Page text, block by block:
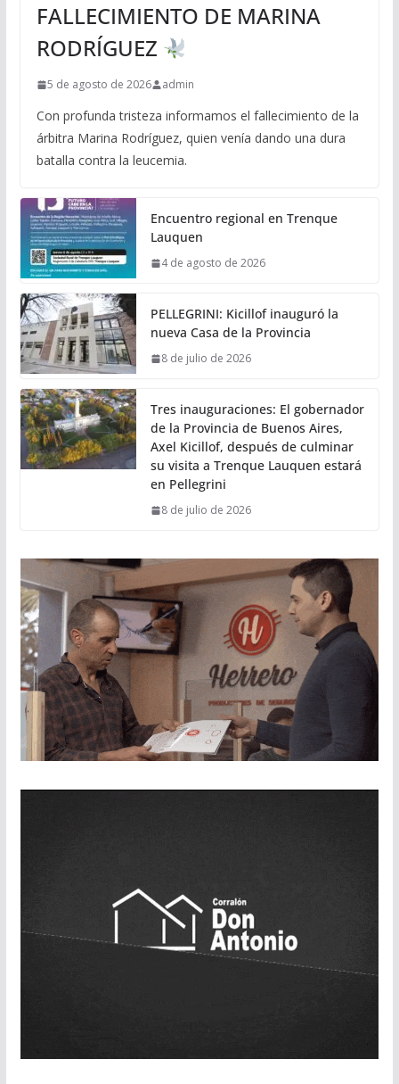
FALLECIMIENTO DE MARINA
RODRÍGUEZ
5 de agosto de 2026 admin
Con profunda tristeza informamos el fallecimiento de la
árbitra Marina Rodríguez, quien venía dando una dura
batalla contra la leucemia.
Encuentro regional en Trenque
Lauquen
4 de agosto de 2026
PELLEGRINI: Kicillof inauguró la
nueva Casa de la Provincia
8 de julio de 2026
Tres inauguraciones: El gobernador
de la Provincia de Buenos Aires,
Axel Kicillof, después de culminar
su visita a Trenque Lauquen estará
en Pellegrini
8 de julio de 2026